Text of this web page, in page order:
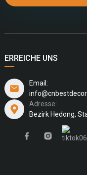
ERREICHE UNS
Email:
Adresse:
Bezirk Hedong,